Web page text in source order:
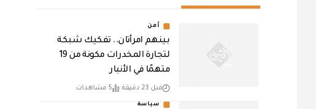
أمن
بينهم امرأتان.. تفكيك شبكة
لتجارة المخدرات مكونة من 19
متهمًا في الأنبار
قبل 23 دقيقة 5 مشاهدات
سياسة